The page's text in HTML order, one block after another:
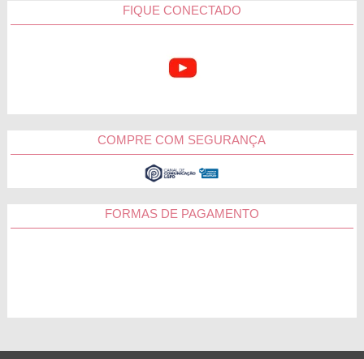
FIQUE CONECTADO
COMPRE COM SEGURANÇA
FORMAS DE PAGAMENTO